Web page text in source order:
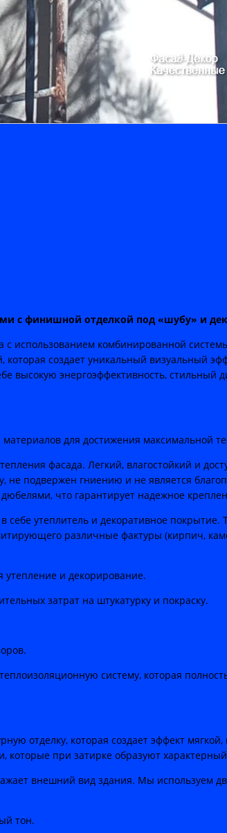
с финишной отделкой под «шубу» и
комбинированной
создает уникальный визуальный
энергоэффективность, стильный
для достижения максимальной
фасада. Легкий, влагостойкий и
подвержен гниению и не является
что гарантирует надежное
утеплитель и декоративное
различные фактуры (кирпич,
и декорирование.
затрат на штукатурку и покраску.
систему, которая
отделку, которая создает эффект
которые при затирке образуют
внешний вид здания. Мы используем
тон.